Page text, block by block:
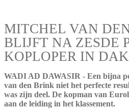
MITCHEL VAN
BLIJFT NA ZESDE
KOPLOPER IN
WADI AD DAWASIR - Een bijna
van den Brink niet het perfecte
was zijn deel. De kopman van
aan de leiding in het klassement.